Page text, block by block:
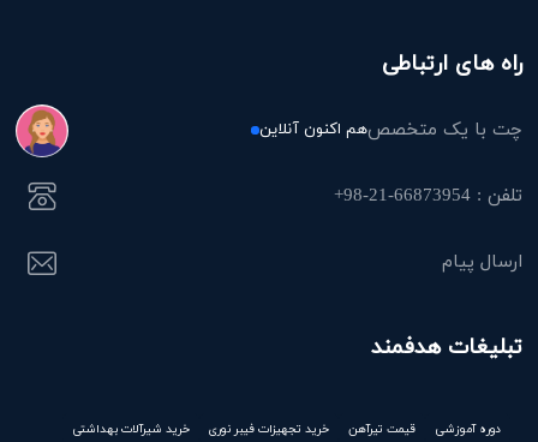
راه های ارتباطی
چت با یک متخصصهم اکنون آنلاین
تلفن : 66873954-21-98+
ارسال پیام
تبلیغات هدفمند
دوره آموزشی قیمت تیرآهن خرید تجهیزات فیبر نوری خرید شیرآلات بهداشتی